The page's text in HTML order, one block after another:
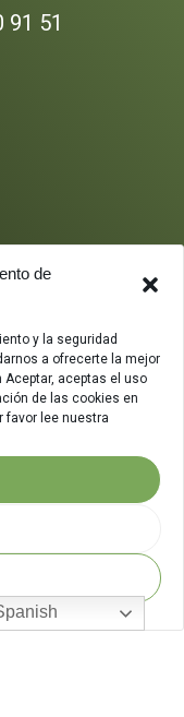
de
y la seguridad
a ofrecerte la mejor
aceptas el uso
de las cookies en
favor lee nuestra
91 51